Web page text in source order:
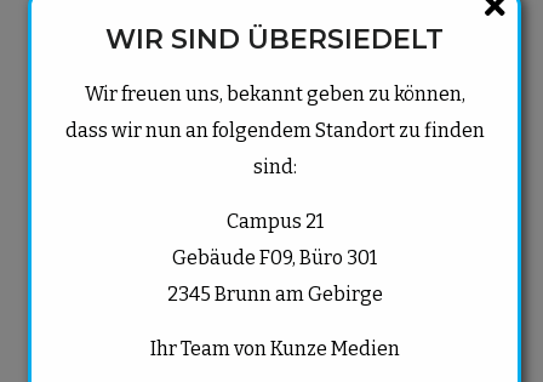
Wir führen wir auch
Ihr Webdesign in
Wien und in Ihre Nähe
erfolgreich durch
Unser Leute arbeiten sehr
unseren Leistungen sowie den
unserer Webseite. Wenn es um
Ihr perfektes Webdesign in
WIR SIND ÜBERSIEDELT
Wir freuen uns, bekannt geben zu können,
dass wir nun an folgendem Standort zu finden
sind:
Campus 21
Gebäude F09, Büro 301
2345 Brunn am Gebirge
Ihr Team von Kunze Medien